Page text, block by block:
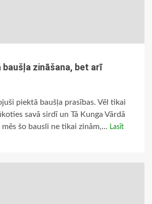
zināšana, bet arī
piektā baušļa prasības. Vēl tikai
savā sirdī un Tā Kunga Vārdā
šo bausli ne tikai zinām,... Lasīt